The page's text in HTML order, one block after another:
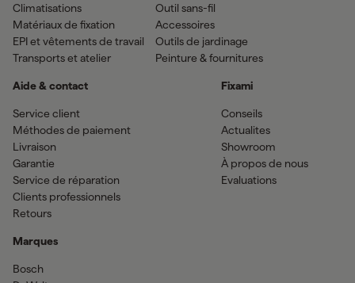
Climatisations
Matériaux de fixation
EPI et vêtements de travail
Transports et atelier
Outil sans-fil
Accessoires
Outils de jardinage
Peinture & fournitures
Aide & contact
Service client
Méthodes de paiement
Livraison
Garantie
Service de réparation
Clients professionnels
Retours
Marques
Bosch
Fixami
Conseils
Actualites
Showroom
À propos de nous
Evaluations